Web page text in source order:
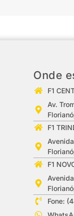
Onde
F1
Av.
F1
F1
Fone: